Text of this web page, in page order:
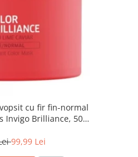
cu fir fin-normal
Invigo Brilliance, 500
99,99 Lei